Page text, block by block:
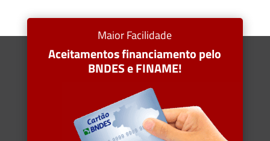
Maior Facilidade
Aceitamentos financiamento pelo
BNDES e FINAME!